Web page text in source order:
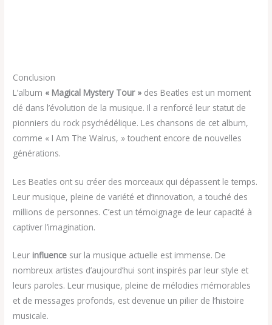
Conclusion
L’album « Magical Mystery Tour » des Beatles est un moment
clé dans l’évolution de la musique. Il a renforcé leur statut de
pionniers du rock psychédélique. Les chansons de cet album,
comme « I Am The Walrus, » touchent encore de nouvelles
générations.
Les Beatles ont su créer des morceaux qui dépassent le temps.
Leur musique, pleine de variété et d’innovation, a touché des
millions de personnes. C’est un témoignage de leur capacité à
captiver l’imagination.
Leur influence sur la musique actuelle est immense. De
nombreux artistes d’aujourd’hui sont inspirés par leur style et
leurs paroles. Leur musique, pleine de mélodies mémorables
et de messages profonds, est devenue un pilier de l’histoire
musicale.